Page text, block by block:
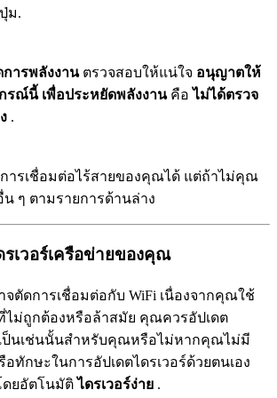
ปุ่ม.
การพลังงานตรวจสอบให้แน่ใจ อนุญาตให้
รณ์นี้ เพื่อประหยัดพลังงานคือไม่ได้ตรวจ
.
ารเชื่อมต่อไร้สายของคุณได้ แต่ถ้าไม่คุณ
ๆ ตามรายการด้านล่าง
รเวอร์เครือข่ายของคุณ
ตัดการเชื่อมต่อกับ WiFi เนื่องจากคุณใช้
ไม่ถูกต้องหรือล้าสมัย คุณควรอัปเดต
เป็นเช่นนั้นสำหรับคุณหรือไม่หากคุณไม่มี
ทักษะในการอัปเดตไดรเวอร์ด้วยตนเอง
ดยอัตโนมัติไดรเวอร์ง่าย .